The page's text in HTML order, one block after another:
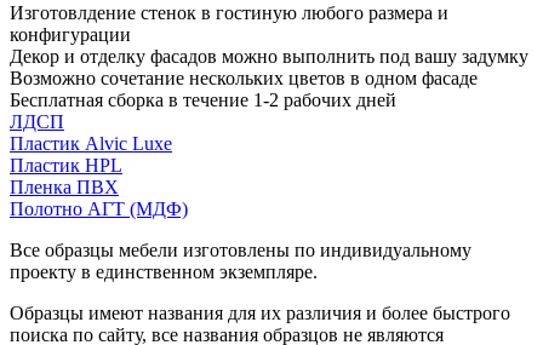
Изготовлдение стенок в гостиную любого размера и
конфигурации
Декор и отделку фасадов можно выполнить под вашу задумку
Возможно сочетание нескольких цветов в одном фасаде
Бесплатная сборка в течение 1-2 рабочих дней
ЛДСП
Пластик Alvic Luxe
Пластик HPL
Пленка ПВХ
Полотно АГТ (МДФ)
Все образцы мебели изготовлены по индивидуальному
проекту в единственном экземпляре.
Образцы имеют названия для их различия и более быстрого
поиска по сайту, все названия образцов не являются